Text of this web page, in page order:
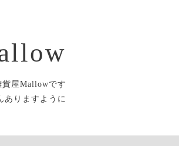
貨屋Mallowです
りますように